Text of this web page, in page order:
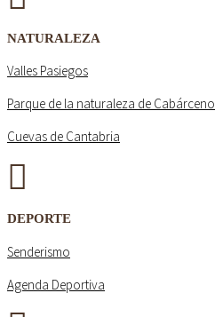
NATURALEZA
Valles Pasiegos
Parque de la naturaleza de Cabárceno
Cuevas de Cantabria
DEPORTE
Senderismo
Agenda Deportiva